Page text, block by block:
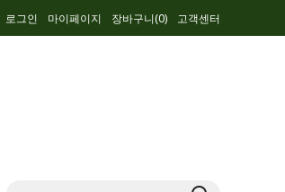
로그인 마이페이지 장바구니(0) 고객센터